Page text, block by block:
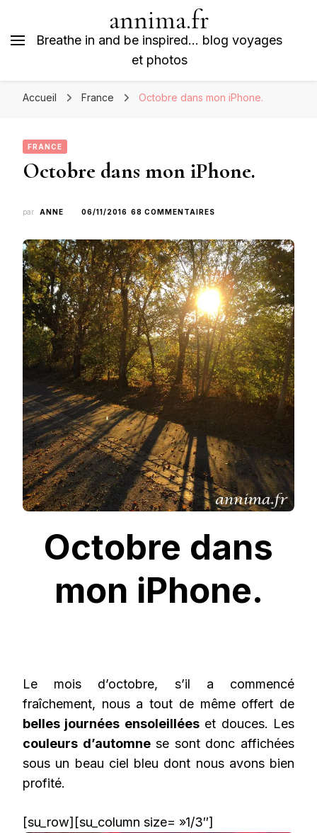
annima.fr
Breathe in and be inspired… blog voyages
et photos
Accueil France Octobre dans mon iPhone.
FRANCE
Octobre dans mon iPhone.
par ANNE 06/11/2016 68 COMMENTAIRES
MON
IPHONE.
Octobre dans
mon iPhone.
Le mois d’octobre, s’il a commencé
fraîchement, nous a tout de même offert de
belles journées ensoleilléeset douces. Les
couleurs d’automnese sont donc affichées
sous un beau ciel bleu dont nous avons bien
profité.
[su_row][su_column size= »1/3″]